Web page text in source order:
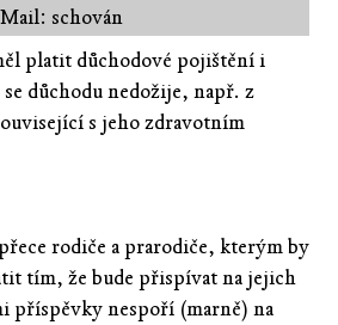
Mail: schován
platit důchodové pojištění i
důchodu nedožije, např. z
s jeho zdravotním
rodiče a prarodiče, kterým by
tím, že bude přispívat na jejich
příspěvky nespoří (marně) na